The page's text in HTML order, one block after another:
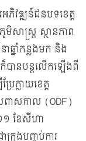
ភិវឌ្ឍន៍ជនបទខេត្ត
សាស្ត្រ ស្ថានភាព
ឆ្នាំកន្លងមក និង
បានបន្តលើកឡើងពី
ែក្លាយខេត្ត
ពាសកាល (ODF)
១ ខែសីហា
រុងបញ្ចប់ការ